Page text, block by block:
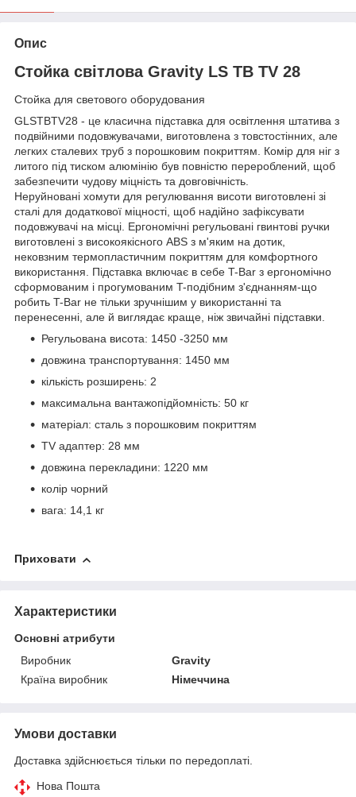
Опис
Стойка світлова Gravity LS TB TV 28
Стойка для светового оборудования
GLSTBTV28 - це класична підставка для освітлення штатива з
подвійними подовжувачами, виготовлена з товстостінних, але
легких сталевих труб з порошковим покриттям. Комір для ніг з
литого під тиском алюмінію був повністю перероблений, щоб
забезпечити чудову міцність та довговічність.
Неруйновані хомути для регулювання висоти виготовлені зі
сталі для додаткової міцності, щоб надійно зафіксувати
подовжувачі на місці. Ергономічні регульовані гвинтові ручки
виготовлені з високоякісного ABS з м'яким на дотик,
нековзним термопластичним покриттям для комфортного
використання. Підставка включає в себе T-Bar з ергономічно
сформованим і прогумованим T-подібним з'єднанням-що
робить T-Bar не тільки зручнішим у використанні та
перенесенні, але й виглядає краще, ніж звичайні підставки.
Регульована висота: 1450 -3250 мм
довжина транспортування: 1450 мм
кількість розширень: 2
максимальна вантажопідйомність: 50 кг
матеріал: сталь з порошковим покриттям
TV адаптер: 28 мм
довжина перекладини: 1220 мм
колір чорний
вага: 14,1 кг
Приховати
Характеристики
Основні атрибути
Виробник
Gravity
Країна виробник
Німеччина
Умови доставки
Доставка здійснюється тільки по передоплаті.
Нова Пошта